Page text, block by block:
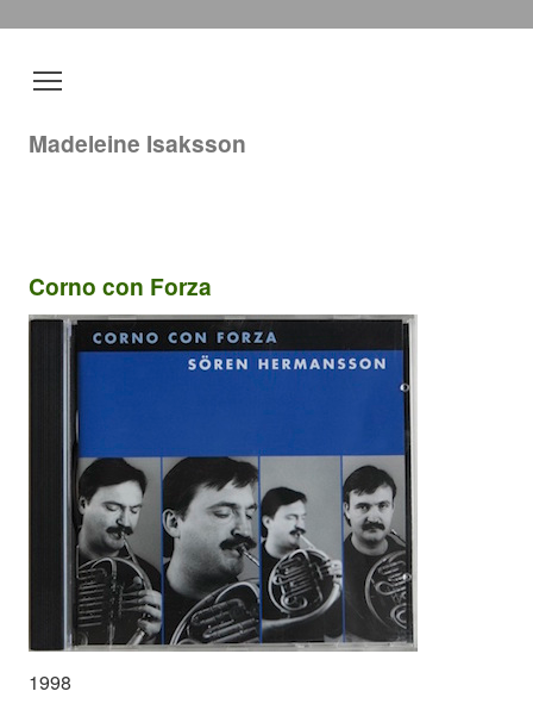
Madeleine Isaksson
Corno con Forza
1998